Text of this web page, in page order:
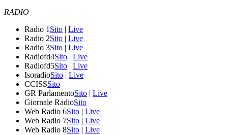
RADIO
Radio 1 Sito | Live
Radio 2Sito | Live
Radio 3Sito | Live
Radiofd4Sito | Live
Radiofd5Sito | Live
IsoradioSito | Live
CCISSSito
GR ParlamentoSito | Live
Giornale RadioSito
Web Radio 6Sito | Live
Web Radio 7Sito | Live
Web Radio 8Sito | Live